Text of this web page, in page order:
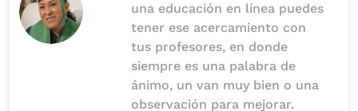
una educación en línea puedes
tener ese acercamiento con
tus profesores, en donde
siempre es una palabra de
ánimo, un van muy bien o una
observación para mejorar.